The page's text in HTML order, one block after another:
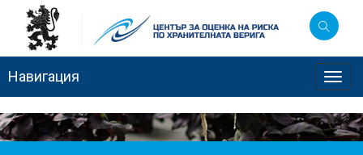
Навигация